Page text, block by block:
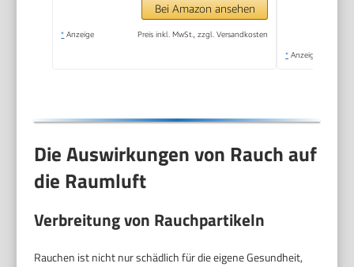
Bei Amazon ansehen
* Anzeige Preis inkl. MwSt., zzgl. Versandkosten
* Anzeige
Die Auswirkungen von Rauch auf
die Raumluft
Verbreitung von Rauchpartikeln
Rauchen ist nicht nur schädlich für die eigene Gesundheit,